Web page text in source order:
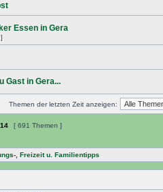
Essen in Gera
]
Gast in Gera...
Themen der letzten Zeit anzeigen:
14 [ 691 Themen ]
, Freizeit u. Familientipps